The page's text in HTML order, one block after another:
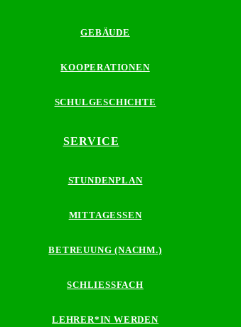
GEBÄUDE
KOOPERATIONEN
SCHULGESCHICHTE
SERVICE
STUNDENPLAN
MITTAGESSEN
BETREUUNG (NACHM.)
SCHLIESSFACH
LEHRER*IN WERDEN